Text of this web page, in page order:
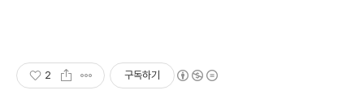
2 구독하기